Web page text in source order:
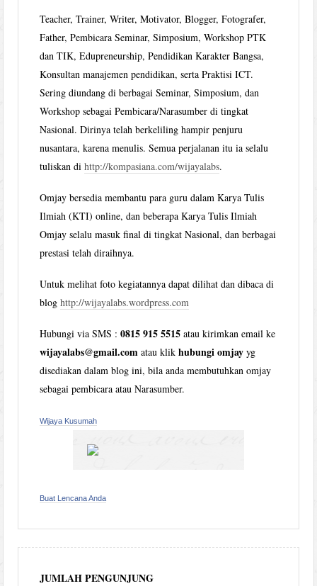
Teacher, Trainer, Writer, Motivator, Blogger, Fotografer,
Father, Pembicara Seminar, Simposium, Workshop PTK
dan TIK, Edupreneurship, Pendidikan Karakter Bangsa,
Konsultan manajemen pendidikan, serta Praktisi ICT.
Sering diundang di berbagai Seminar, Simposium, dan
Workshop sebagai Pembicara/Narasumber di tingkat
Nasional. Dirinya telah berkeliling hampir penjuru
nusantara, karena menulis. Semua perjalanan itu ia selalu
tuliskan dihttp://kompasiana.com/wijayalabs.
Omjay bersedia membantu para guru dalam Karya Tulis
Ilmiah (KTI) online, dan beberapa Karya Tulis Ilmiah
Omjay selalu masuk final di tingkat Nasional, dan berbagai
prestasi telah diraihnya.
Untuk melihat foto kegiatannya dapat dilihat dan dibaca di
bloghttp://wijayalabs.wordpress.com
Hubungi via SMS :0815 915 5515 atau kirimkan email ke
wijayalabs@gmail.com atau klikhubungi omjay yg
disediakan dalam blog ini, bila anda membutuhkan omjay
sebagai pembicara atau Narasumber.
Wijaya Kusumah
Buat Lencana Anda
JUMLAH PENGUNJUNG